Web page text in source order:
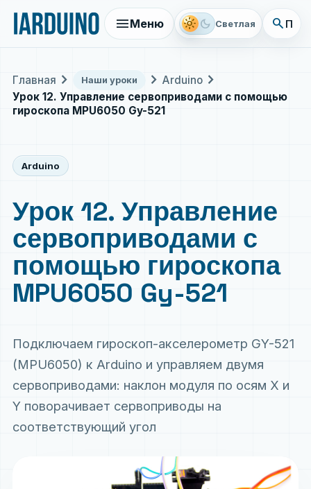
menuМеню light_mode dark_mode Светлая search
Главная chevron_right Наши уроки chevron_right Arduino chevron_right
Урок 12. Управление сервоприводами с помощью
гироскопа MPU6050 Gy-521
Arduino
Урок 12. Управление
сервоприводами с
помощью гироскопа
MPU6050 Gy-521
Подключаем гироскоп-акселерометр GY-521
(MPU6050) к Arduino и управляем двумя
сервоприводами: наклон модуля по осям X и
Y поворачивает сервоприводы на
соответствующий угол